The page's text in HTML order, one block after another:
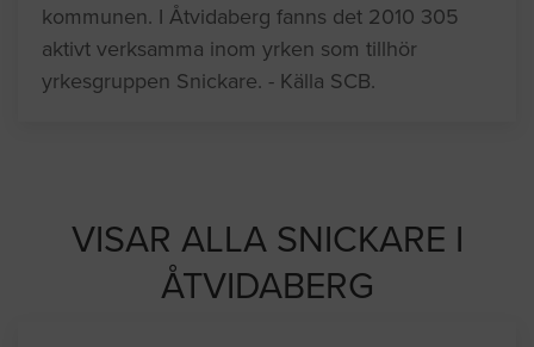
kommunen. I Åtvidaberg fanns det 2010 305
aktivt verksamma inom yrken som tillhör
yrkesgruppen Snickare. - Källa SCB.
VISAR ALLA SNICKARE I
ÅTVIDABERG